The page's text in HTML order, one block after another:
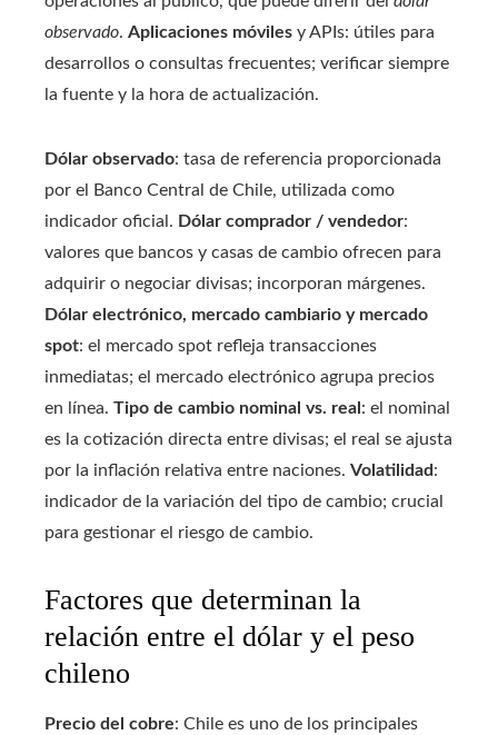
observado. Aplicaciones móviles y APIs: útiles para
desarrollos o consultas frecuentes; verificar siempre
la fuente y la hora de actualización.
Dólar observado: tasa de referencia proporcionada
por el Banco Central de Chile, utilizada como
indicador oficial. Dólar comprador / vendedor:
valores que bancos y casas de cambio ofrecen para
adquirir o negociar divisas; incorporan márgenes.
Dólar electrónico, mercado cambiario y mercado
spot: el mercado spot refleja transacciones
inmediatas; el mercado electrónico agrupa precios
en línea. Tipo de cambio nominal vs. real : el nominal
es la cotización directa entre divisas; el real se ajusta
por la inflación relativa entre naciones. Volatilidad:
indicador de la variación del tipo de cambio; crucial
para gestionar el riesgo de cambio.
Factores que determinan la
relación entre el dólar y el peso
chileno
Precio del cobre: Chile es uno de los principales